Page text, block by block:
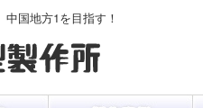
国地方1を目指す！